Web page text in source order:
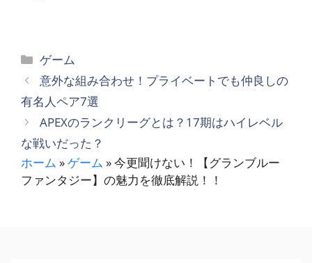
カ
テ
ゴ
リ
ー
ゲーム
意外な組み合わせ！プライベートでも仲良しの
有名人ペア7選
APEXのランクリーグとは？17期はハイレベル
な戦いだった？
ホーム »ゲーム »今更聞けない！【グランブルー
ファンタジー】の魅力を徹底解説！！